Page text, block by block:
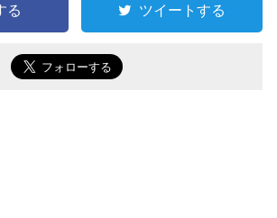
る ツイートする